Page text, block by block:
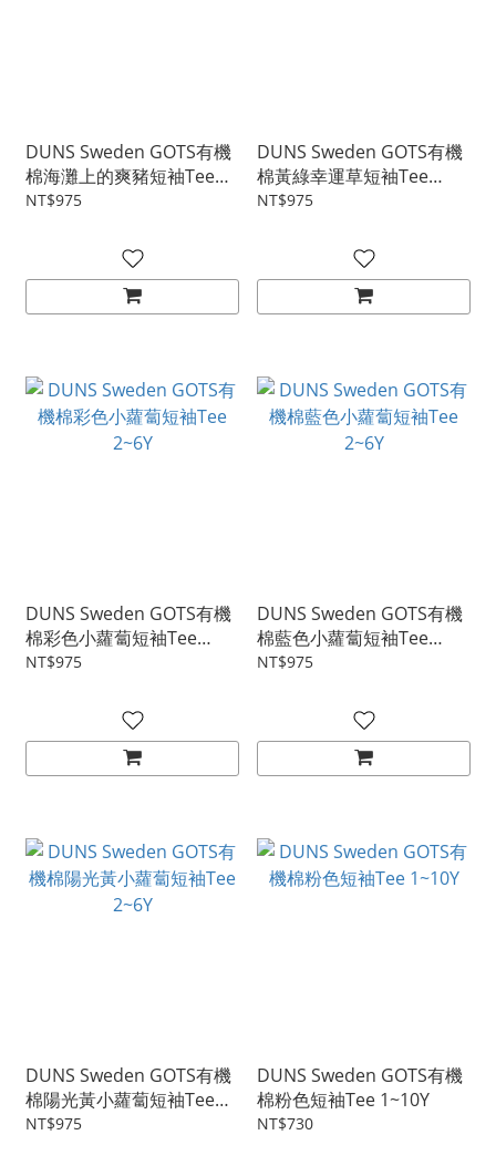
DUNS Sweden GOTS有機
棉海灘上的爽豬短袖Tee
2~4Y
NT$975
DUNS Sweden GOTS有機
棉黃綠幸運草短袖Tee
2~6Y
NT$975
DUNS Sweden GOTS有機
棉彩色小蘿蔔短袖Tee
2~6Y
NT$975
DUNS Sweden GOTS有機
棉藍色小蘿蔔短袖Tee
2~6Y
NT$975
DUNS Sweden GOTS有機
棉陽光黃小蘿蔔短袖Tee
2~6Y
NT$975
DUNS Sweden GOTS有機
棉粉色短袖Tee 1~10Y
NT$730